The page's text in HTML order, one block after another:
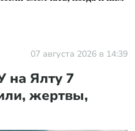
07 августа 2026 в 14:39
на Ялту 7
жертвы,